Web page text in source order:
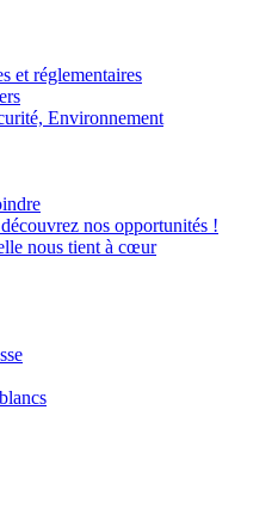
et réglementaires
Environnement
nos opportunités !
nous tient à cœur